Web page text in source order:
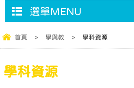
選單MENU
首頁 > 學與教 > 學科資源
學科資源